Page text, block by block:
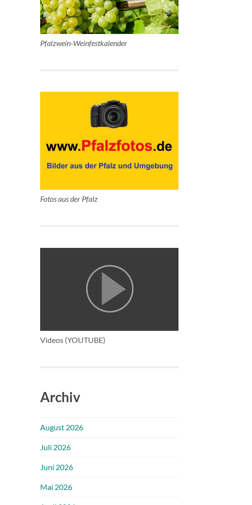
Pfalzwein-Weinfestkalender
Fotos aus der Pfalz
Videos (YOUTUBE)
Archiv
August 2026
Juli 2026
Juni 2026
Mai 2026